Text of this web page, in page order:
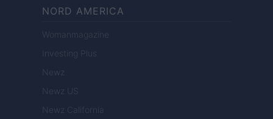
NORD AMERICA
Womanmagazine
Investing Plus
Newz
Newz US
Newz California